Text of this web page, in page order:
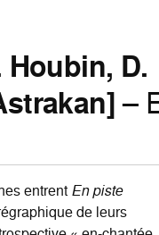
Houbin, D.
–
entrent En piste
de leurs